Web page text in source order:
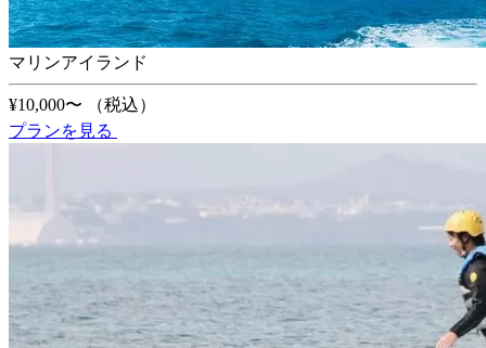
マリンアイランド
¥10,000〜
（税込）
プランを見る